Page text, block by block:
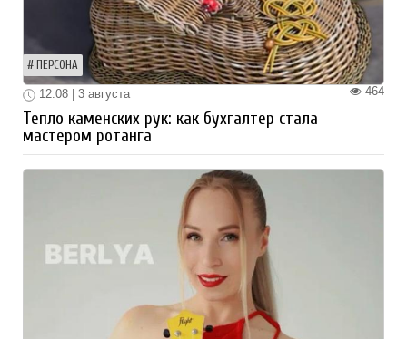
ПЕРСОНА
464
12:08 | 3 августа
Тепло каменских рук: как бухгалтер стала
мастером ротанга